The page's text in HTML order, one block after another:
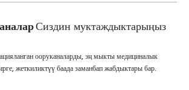
Сиздин муктаждыктарыңыз
ооруканаларды, эң мыкты медициналык
жеткиликтүү баада заманбап жабдыктары бар.